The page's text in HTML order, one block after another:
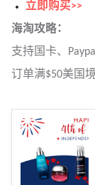
立即购买>>
海淘攻略：
支持国卡、
订单满$50美国